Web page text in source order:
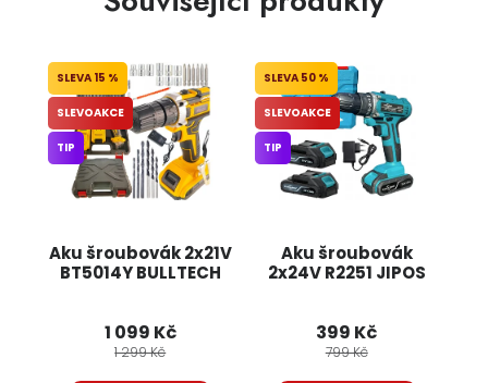
Aku šroubovák 2x21V
BT5014Y BULLTECH
15 %
SLEVOAKCE
TIP
1 099 Kč
1 299 Kč
Aku šroubovák
2x24V R2251 JIPOS
50 %
SLEVOAKCE
TIP
399 Kč
799 Kč